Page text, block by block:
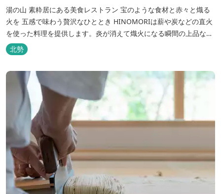
湯の山 素粋居にある美食レストラン 宝のような食材と赤々と熾る
火を 五感で味わう贅沢なひととき HINOMORIは薪や炭などの直火
を使った料理を提供します。炎が消えて熾火になる瞬間の上品な香
りを海産物にまとわせたり、熟成させた上質な牛肉を塊でじっくり
とローストしたり。炎が生み出す味わいの繊細さと豪快さをコース
でお楽しみください。料理監修は、フランスで活躍するシェフ・手
島竜司。探...
北勢